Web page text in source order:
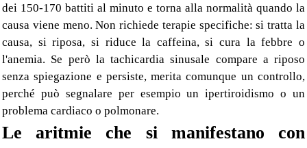
dei 150-170 battiti al minuto e torna alla normalità quando la
causa viene meno. Non richiede terapie specifiche: si tratta la
causa, si riposa, si riduce la caffeina, si cura la febbre o
l'anemia. Se però la tachicardia sinusale compare a riposo
senza spiegazione e persiste, merita comunque un controllo,
perché può segnalare per esempio un ipertiroidismo o un
problema cardiaco o polmonare.
Le aritmie che si manifestano con